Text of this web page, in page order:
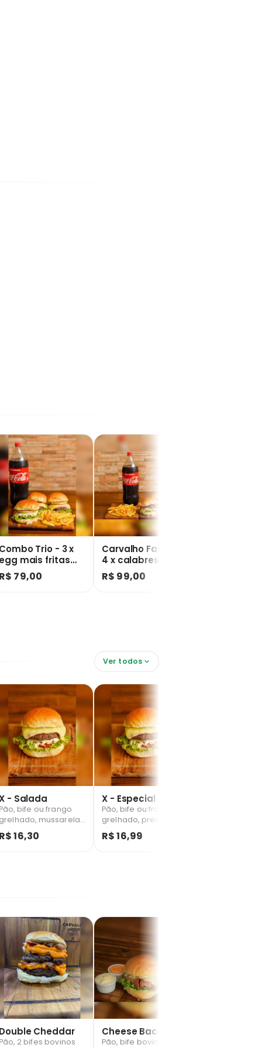
Combo Trio - 3 x
egg mais fritas
acompanha uma
coca 2L
R$ 79,00
Carvalho Família -
4 x calabresa ou x
4 bacon + fritas +
uma coca 2L
R$ 99,00
Ver todos
- Salada
Pão, bife ou frango
grelhado, mussarela
e salada.
R$ 16,30
X - Especial
Pão, bife ou frango
grelhado, presunto,
mussarela, salada e
batata palha.
R$ 16,99
Double Cheddar
Pão, 2 bifes bovinos
Cheese Bacon
Pão, bife bovino 200g